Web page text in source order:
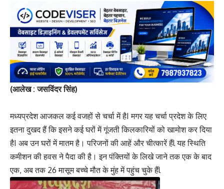
(आलेख : जसविंदर सिंह)
मध्यप्रदेश आजकल कई वजहों से चर्चा में हैI मगर यह चर्चा प्रदेश के लिए
इतना दुखद हैं कि इसने कई घरों में गूंजती किलकारियों को खामोश कर दिया
हैI अब उन घरों में मातम है। परिजनों की आहें और चीत्कारें हैंl यह स्थिति
कमीशन की हवस ने पैदा की है। इन पंक्तियों के लिखे जाने तक एक के बाद
एक, अब तक 26 मासूम बच्चे मौत के मुंह में पहुंच चुके हैंl